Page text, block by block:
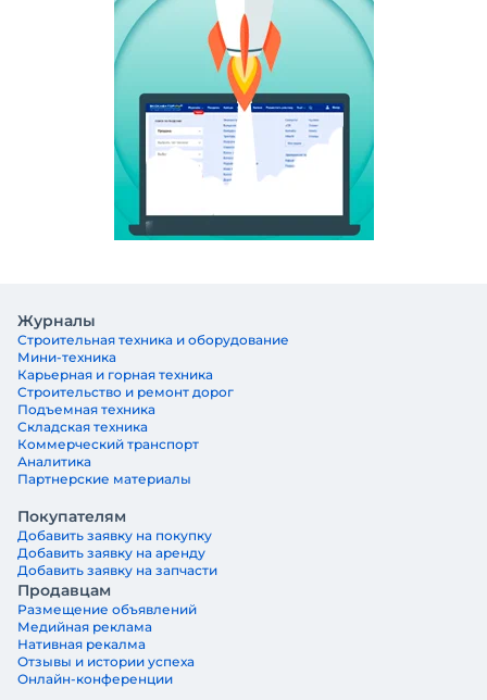
Журналы
Строительная техника и оборудование
Мини-техника
Карьерная и горная техника
Строительство и ремонт дорог
Подъемная техника
Складская техника
Коммерческий транспорт
Аналитика
Партнерские материалы
Покупателям
Добавить заявку на покупку
Добавить заявку на аренду
Добавить заявку на запчасти
Продавцам
Размещение объявлений
Медийная реклама
Нативная рекалма
Отзывы и истории успеха
Онлайн-конференции